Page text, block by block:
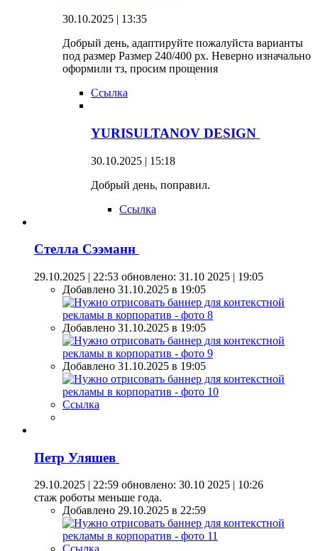
30.10.2025 | 13:35
Добрый день, адаптируйте пожалуйста варианты
под размер Размер 240/400 px. Неверно изначально
оформили тз, просим прощения
Ссылка
YURISULTANOV DESIGN
30.10.2025 | 15:18
Добрый день, поправил.
Ссылка
Стелла Сээманн
29.10.2025 | 22:53 обновлено: 31.10 2025 | 19:05
Добавлено 31.10.2025 в 19:05
Добавлено 31.10.2025 в 19:05
Добавлено 31.10.2025 в 19:05
Ссылка
Петр Уляшев
29.10.2025 | 22:59 обновлено: 30.10 2025 | 10:26
стаж роботы меньше года.
Добавлено 29.10.2025 в 22:59